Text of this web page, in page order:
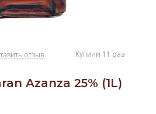
отзыв Купили 11 раз
Azanza 25% (1L)